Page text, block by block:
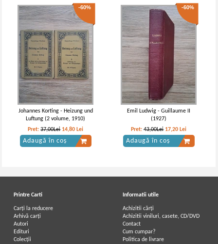
-60%
Johannes Korting - Heizung und
Luftung (2 volume, 1910)
Pret:37,00Lei 14,80 Lei
Adaugă în coș
-60%
Emil Ludwig - Guillaume II
(1927)
Pret:43,00Lei 17,20 Lei
Adaugă în coș
Printre Carti
Carți la reducere
Arhivă carți
Autori
Edituri
Colecții
Informatii utile
Achizitii cărți
Achizitii viniluri, casete, CD/DVD
Contact
Cum cumpar?
Politica de livrare